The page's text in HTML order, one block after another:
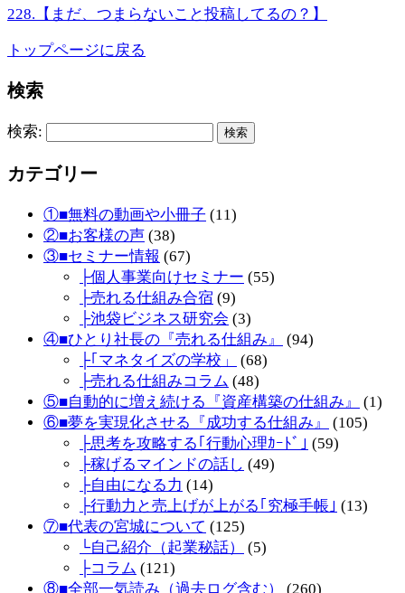
228.【まだ、つまらないこと投稿してるの？】
トップページに戻る
検索
検索:
カテゴリー
①■無料の動画や小冊子 (11)
②■お客様の声 (38)
③■セミナー情報 (67)
├個人事業向けセミナー (55)
├売れる仕組み合宿 (9)
├池袋ビジネス研究会 (3)
④■ひとり社長の『売れる仕組み』
(94)
├｢マネタイズの学校」
(68)
├売れる仕組みコラム (48)
⑤■自動的に増え続ける『資産構築の仕組み』
(1)
⑥■夢を実現化させる『成功する仕組み』
(105)
├思考を攻略する｢行動心理ｶｰﾄﾞ｣ (59)
├稼げるマインドの話し (49)
├自由になる力 (14)
├行動力と売上げが上がる｢究極手帳｣ (13)
⑦■代表の宮城について (125)
└自己紹介（起業秘話）
(5)
├コラム (121)
⑧■全部一気読み（過去ログ含む）
(260)